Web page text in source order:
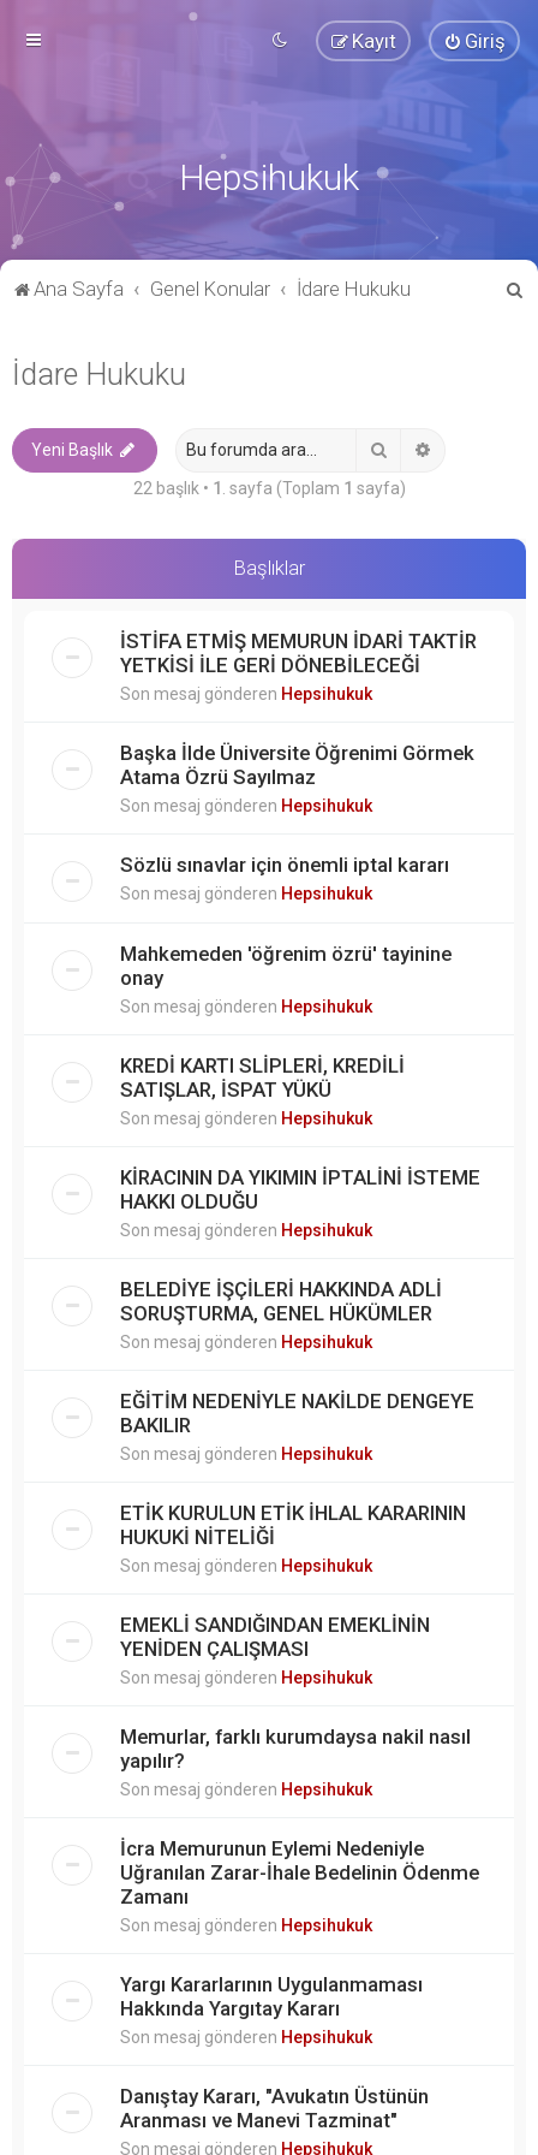
Giriş
Kayıt
Hepsihukuk
Ana Sayfa Genel Konular İdare Hukuku
İdare Hukuku
Yeni Başlık
22 başlık • 1 . sayfa (Toplam 1 sayfa)
Başlıklar
İSTİFA ETMİŞ MEMURUN İDARİ TAKTİR
YETKİSİ İLE GERİ DÖNEBİLECEĞİ
Son mesaj gönderen Hepsihukuk
Başka İlde Üniversite Öğrenimi Görmek
Atama Özrü Sayılmaz
Son mesaj gönderen Hepsihukuk
Sözlü sınavlar için önemli iptal kararı
Son mesaj gönderen Hepsihukuk
Mahkemeden 'öğrenim özrü' tayinine
onay
Son mesaj gönderen Hepsihukuk
KREDİ KARTI SLİPLERİ, KREDİLİ
SATIŞLAR, İSPAT YÜKÜ
Son mesaj gönderen Hepsihukuk
KİRACININ DA YIKIMIN İPTALİNİ İSTEME
HAKKI OLDUĞU
Son mesaj gönderen Hepsihukuk
BELEDİYE İŞÇİLERİ HAKKINDA ADLİ
SORUŞTURMA, GENEL HÜKÜMLER
Son mesaj gönderen Hepsihukuk
EĞİTİM NEDENİYLE NAKİLDE DENGEYE
BAKILIR
Son mesaj gönderen Hepsihukuk
ETİK KURULUN ETİK İHLAL KARARININ
HUKUKİ NİTELİĞİ
Son mesaj gönderen Hepsihukuk
EMEKLİ SANDIĞINDAN EMEKLİNİN
YENİDEN ÇALIŞMASI
Son mesaj gönderen Hepsihukuk
Memurlar, farklı kurumdaysa nakil nasıl
yapılır?
Son mesaj gönderen Hepsihukuk
İcra Memurunun Eylemi Nedeniyle
Uğranılan Zarar-İhale Bedelinin Ödenme
Zamanı
Son mesaj gönderen Hepsihukuk
Yargı Kararlarının Uygulanmaması
Hakkında Yargıtay Kararı
Son mesaj gönderen Hepsihukuk
Danıştay Kararı, "Avukatın Üstünün
Aranması ve Manevi Tazminat"
Son mesaj gönderen Hepsihukuk